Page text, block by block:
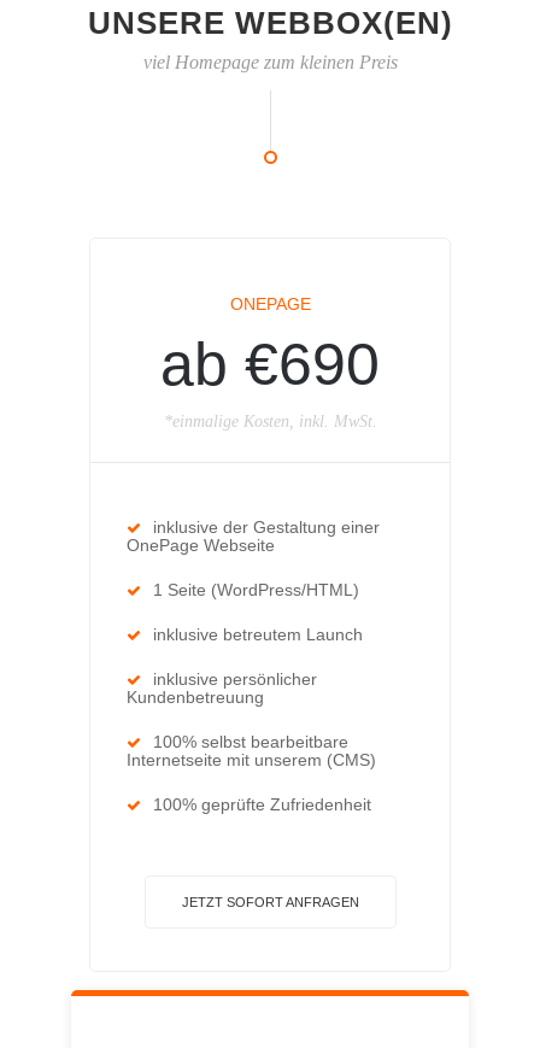
UNSERE WEBBOX(EN)
viel Homepage zum kleinen Preis
ONEPAGE
ab €690
*einmalige Kosten, inkl. MwSt.
inklusive der Gestaltung einer
OnePage Webseite
1 Seite (WordPress/HTML)
inklusive betreutem Launch
inklusive persönlicher
Kundenbetreuung
100% selbst bearbeitbare
Internetseite mit unserem (CMS)
100% geprüfte Zufriedenheit
JETZT SOFORT ANFRAGEN